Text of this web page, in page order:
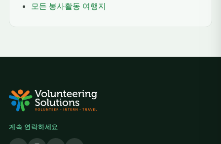
모든 봉사활동 여행지
계속 연락하세요